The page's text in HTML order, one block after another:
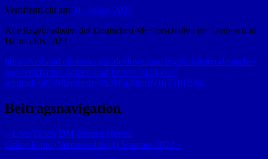
Veröffentlicht am 31. Januar 2023
Alle Ergebnislisten der Deutschen Meisterschaften der Damen und
Herren Eis 2023
https://verband.eisstocksport.de/download/ergebnislisten-deutsche-
meisterschaften-damen-und-herren-2023-eis/?
wpdmdl=4059&refresh=63d8f5688efb91675162984
Beitragsnavigation
« Live-Ticker DM Damen/Herren
Grüne Karte (Vereinssplitting) Sommer 2023 »